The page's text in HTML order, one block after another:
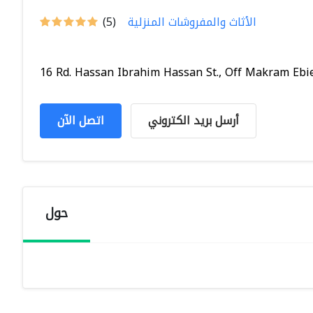
(5) الأثاث والمفروشات المنزلية
16 Rd. Hassan Ibrahim Hassan St., Off Makram
اتصل الآن أرسل بريد الكتروني
حول